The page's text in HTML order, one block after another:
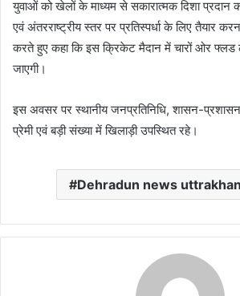
युवाओं को खेलों के माध्यम से सकारात्मक दिशा प्रदान
एवं अंतरराष्ट्रीय स्तर पर प्रतिस्पर्धा के लिए तैयार
करते हुए कहा कि इस क्रिकेट मैदान में चारों ओर फ्लड
जाएगी।
इस अवसर पर स्थानीय जनप्रतिनिधि, शासन-
प्रेमी एवं बड़ी संख्या में खिलाड़ी उपस्थित रहे।
Dehradun news